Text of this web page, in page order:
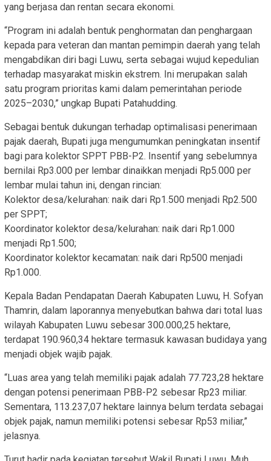
yang berjasa dan rentan secara ekonomi.
“Program ini adalah bentuk penghormatan dan penghargaan
kepada para veteran dan mantan pemimpin daerah yang telah
mengabdikan diri bagi Luwu, serta sebagai wujud kepedulian
terhadap masyarakat miskin ekstrem. Ini merupakan salah
satu program prioritas kami dalam pemerintahan periode
2025–2030,” ungkap Bupati Patahudding.
Sebagai bentuk dukungan terhadap optimalisasi penerimaan
pajak daerah, Bupati juga mengumumkan peningkatan insentif
bagi para kolektor SPPT PBB-P2. Insentif yang sebelumnya
bernilai Rp3.000 per lembar dinaikkan menjadi Rp5.000 per
lembar mulai tahun ini, dengan rincian:
Kolektor desa/kelurahan: naik dari Rp1.500 menjadi Rp2.500
per SPPT;
Koordinator kolektor desa/kelurahan: naik dari Rp1.000
menjadi Rp1.500;
Koordinator kolektor kecamatan: naik dari Rp500 menjadi
Rp1.000.
Kepala Badan Pendapatan Daerah Kabupaten Luwu, H. Sofyan
Thamrin, dalam laporannya menyebutkan bahwa dari total luas
wilayah Kabupaten Luwu sebesar 300.000,25 hektare,
terdapat 190.960,34 hektare termasuk kawasan budidaya yang
menjadi objek wajib pajak.
“Luas area yang telah memiliki pajak adalah 77.723,28 hektare
dengan potensi penerimaan PBB-P2 sebesar Rp23 miliar.
Sementara, 113.237,07 hektare lainnya belum terdata sebagai
objek pajak, namun memiliki potensi sebesar Rp53 miliar,”
jelasnya.